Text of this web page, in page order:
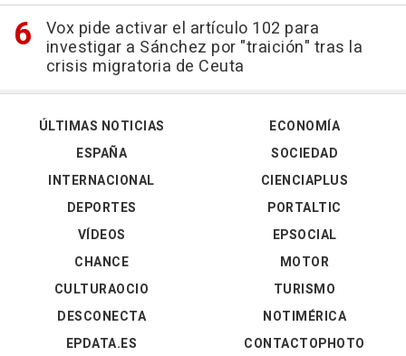
Vox pide activar el artículo 102 para
investigar a Sánchez por "traición" tras la
crisis migratoria de Ceuta
ÚLTIMAS NOTICIAS
ESPAÑA
INTERNACIONAL
DEPORTES
VÍDEOS
ECONOMÍA
SOCIEDAD
CIENCIAPLUS
PORTALTIC
EPSOCIAL
CHANCE
CULTURAOCIO
DESCONECTA
EPDATA.ES
MOTOR
TURISMO
NOTIMÉRICA
CONTACTOPHOTO